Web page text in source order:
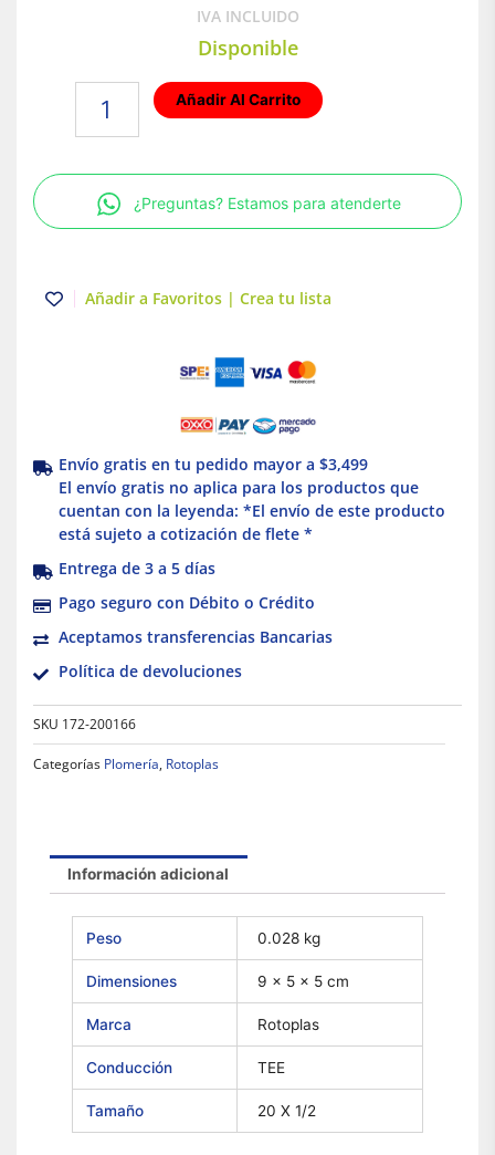
IVA INCLUIDO
Disponible
Rosca
Hembra
|
20
Añadir Al Carrito
¿Preguntas? Estamos para atenderte
Añadir a Favoritos | Crea tu lista
Envío gratis en tu pedido mayor a $3,499
El envío gratis no aplica para los productos que
cuentan con la leyenda: *El envío de este producto
está sujeto a cotización de flete *
Entrega de 3 a 5 días
Pago seguro con Débito o Crédito
Aceptamos transferencias Bancarias
Política de devoluciones
SKU 172-200166
Categorías Plomería, Rotoplas
Información adicional
Peso 0.028 kg
Dimensiones 9 × 5 × 5 cm
Marca Rotoplas
Conducción TEE
Tamaño 20 X 1/2